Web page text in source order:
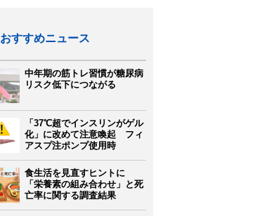
おすすめニュース
中年期の筋トレ習慣が糖尿病
リスク低下につながる
「37℃超でインスリンがゲル
化」に改めて注意喚起 フィ
アスプ注ポンプ使用時
食生活を見直すヒントに
「栄養素の組み合わせ」と死
亡率に関する調査結果